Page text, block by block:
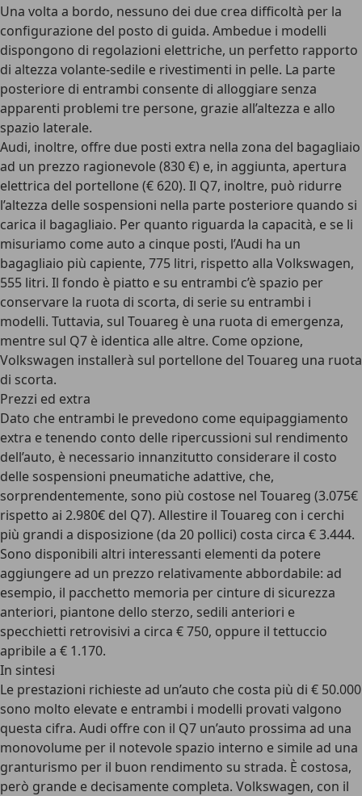
Una volta a bordo, nessuno dei due crea difficoltà per la
configurazione del posto di guida. Ambedue i modelli
dispongono di regolazioni elettriche, un perfetto rapporto
di altezza volante-sedile e rivestimenti in pelle. La parte
posteriore di entrambi consente di alloggiare senza
apparenti problemi tre persone, grazie all’altezza e allo
spazio laterale.
Audi, inoltre, offre due posti extra nella zona del bagagliaio
ad un prezzo ragionevole (830 €) e, in aggiunta, apertura
elettrica del portellone (€ 620). Il Q7, inoltre, può ridurre
l’altezza delle sospensioni nella parte posteriore quando si
carica il bagagliaio. Per quanto riguarda la capacità, e se li
misuriamo come auto a cinque posti, l’Audi ha un
bagagliaio più capiente, 775 litri, rispetto alla Volkswagen,
555 litri. Il fondo è piatto e su entrambi c’è spazio per
conservare la ruota di scorta, di serie su entrambi i
modelli. Tuttavia, sul Touareg è una ruota di emergenza,
mentre sul Q7 è identica alle altre. Come opzione,
Volkswagen installerà sul portellone del Touareg una ruota
di scorta.
Prezzi ed extra
Dato che entrambi le prevedono come equipaggiamento
extra e tenendo conto delle ripercussioni sul rendimento
dell’auto, è necessario innanzitutto considerare il costo
delle sospensioni pneumatiche adattive, che,
sorprendentemente, sono più costose nel Touareg (3.075€
rispetto ai 2.980€ del Q7). Allestire il Touareg con i cerchi
più grandi a disposizione (da 20 pollici) costa circa € 3.444.
Sono disponibili altri interessanti elementi da potere
aggiungere ad un prezzo relativamente abbordabile: ad
esempio, il pacchetto memoria per cinture di sicurezza
anteriori, piantone dello sterzo, sedili anteriori e
specchietti retrovisivi a circa € 750, oppure il tettuccio
apribile a € 1.170.
In sintesi
Le prestazioni richieste ad un’auto che costa più di € 50.000
sono molto elevate e entrambi i modelli provati valgono
questa cifra. Audi offre con il Q7 un’auto prossima ad una
monovolume per il notevole spazio interno e simile ad una
granturismo per il buon rendimento su strada. È costosa,
però grande e decisamente completa. Volkswagen, con il